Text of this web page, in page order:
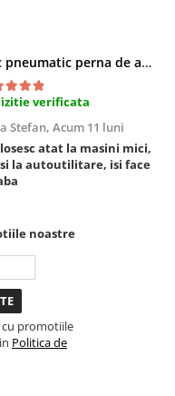
Cric pneumatic perna de aer cu inaltator 6T
verificata
Stefan, Acum 11 luni
atat la masini mici,
la autoutilitare, isi face
noastre
cu promotiile
Politica de